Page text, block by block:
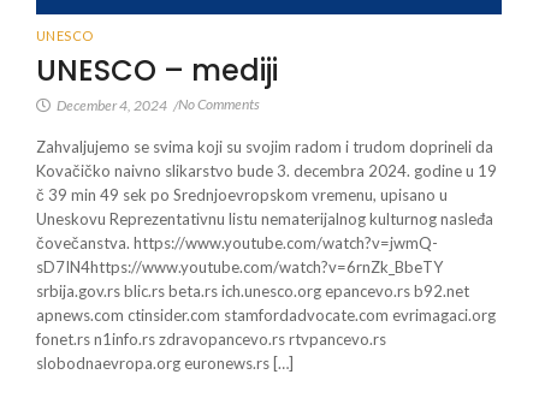
UNESCO
UNESCO – mediji
December 4, 2024 /No Comments
Zahvaljujemo se svima koji su svojim radom i trudom doprineli da
Kovačičko naivno slikarstvo bude 3. decembra 2024. godine u 19
č 39 min 49 sek po Srednjoevropskom vremenu, upisano u
Uneskovu Reprezentativnu listu nematerijalnog kulturnog nasleđa
čovečanstva.​ https://www.youtube.com/watch?v=jwmQ-
sD7IN4https://www.youtube.com/watch?v=6rnZk_BbeTY
srbija.gov.rs blic.rs beta.rs ich.unesco.org epancevo.rs b92.net
apnews.com ctinsider.com stamfordadvocate.com evrimagaci.org
fonet.rs n1info.rs zdravopancevo.rs rtvpancevo.rs
slobodnaevropa.org euronews.rs […]